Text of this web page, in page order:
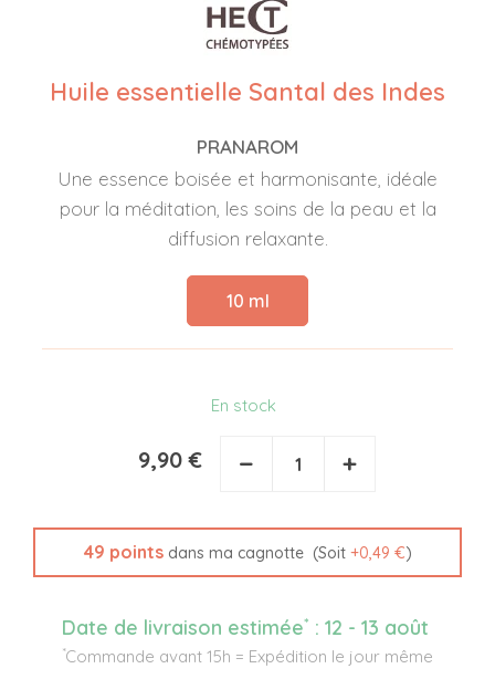
Huile essentielle Santal des Indes
PRANAROM
Une essence boisée et harmonisante, idéale
pour la méditation, les soins de la peau et la
diffusion relaxante.
10 ml
En stock
9,90 € − +
49 pointsdans ma cagnotte (Soit +0,49 €)
Date de livraison estimée* : 12 - 13 août
*Commande avant 15h = Expédition le jour même